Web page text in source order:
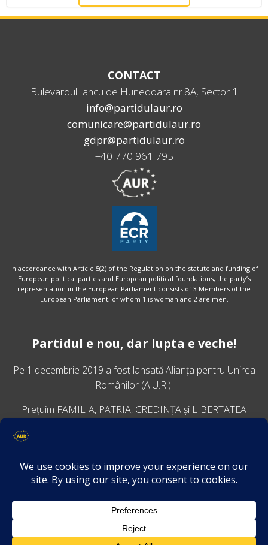
CONTACT
Bulevardul Iancu de Hunedoara nr.8A, Sector 1
info@partidulaur.ro
comunicare@partidulaur.ro
gdpr@partidulaur.ro
+40 770 961 795
In accordance with Article 5(2) of the Regulation on the statute and funding of
European political parties and European political foundations, the party’s
representation in the European Parliament consists of 3 Members of the
European Parliament, of whom 1 is woman and 2 are men.
Partidul e nou, dar lupta e veche!
Pe 1 decembrie 2019 a fost lansatăAlianța pentru Unirea
Românilor (A.U.R.).
Prețuim FAMILIA, PATRIA, CREDINȚA și LIBERTATEA
VINO ALĂTURI DE NOI
Descarcă aplicația Platforma AUR
Termeni și condiții de confidențialitate
GDPR